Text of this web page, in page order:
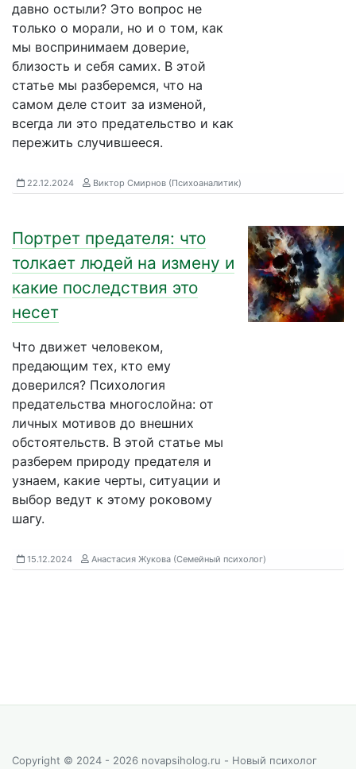
давно остыли? Это вопрос не
только о морали, но и о том, как
мы воспринимаем доверие,
близость и себя самих. В этой
статье мы разберемся, что на
самом деле стоит за изменой,
всегда ли это предательство и как
пережить случившееся.
22.12.2024 Виктор Смирнов (Психоаналитик)
Портрет предателя: что
толкает людей на измену и
какие последствия это
несет
Что движет человеком,
предающим тех, кто ему
доверился? Психология
предательства многослойна: от
личных мотивов до внешних
обстоятельств. В этой статье мы
разберем природу предателя и
узнаем, какие черты, ситуации и
выбор ведут к этому роковому
шагу.
15.12.2024 Анастасия Жукова (Семейный психолог)
Copyright © 2024 - 2026 novapsiholog.ru - Новый психолог